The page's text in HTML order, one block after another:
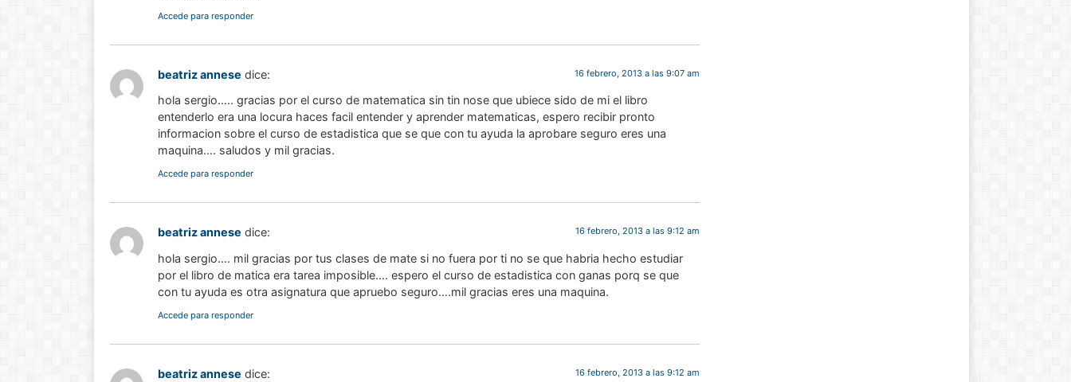
Accede para responder
beatriz annese dice: 16 febrero, 2013 a las 9:07 am
hola sergio….. gracias por el curso de matematica sin tin nose que ubiece sido de mi el libro
entenderlo era una locura haces facil entender y aprender matematicas, espero recibir pronto
informacion sobre el curso de estadistica que se que con tu ayuda la aprobare seguro eres una
maquina…. saludos y mil gracias.
Accede para responder
beatriz annese dice: 16 febrero, 2013 a las 9:12 am
hola sergio…. mil gracias por tus clases de mate si no fuera por ti no se que habria hecho estudiar
por el libro de matica era tarea imposible…. espero el curso de estadistica con ganas porq se que
con tu ayuda es otra asignatura que apruebo seguro….mil gracias eres una maquina.
Accede para responder
beatriz annese dice: 16 febrero, 2013 a las 9:12 am